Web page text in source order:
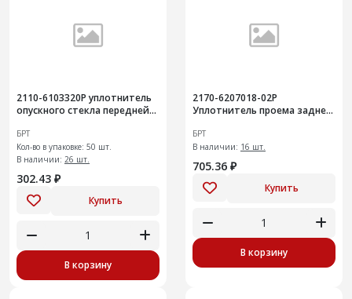
2110-6103320Р уплотнитель
опускного стекла передней
БРТ
Кол-во в упаковке: 50 шт.
В наличии: 26 шт.
302.43 ₽
Купить
В корзину
2170-6207018-02Р
Уплотнитель проема задней
БРТ
В наличии: 16 шт.
705.36 ₽
Купить
В корзину